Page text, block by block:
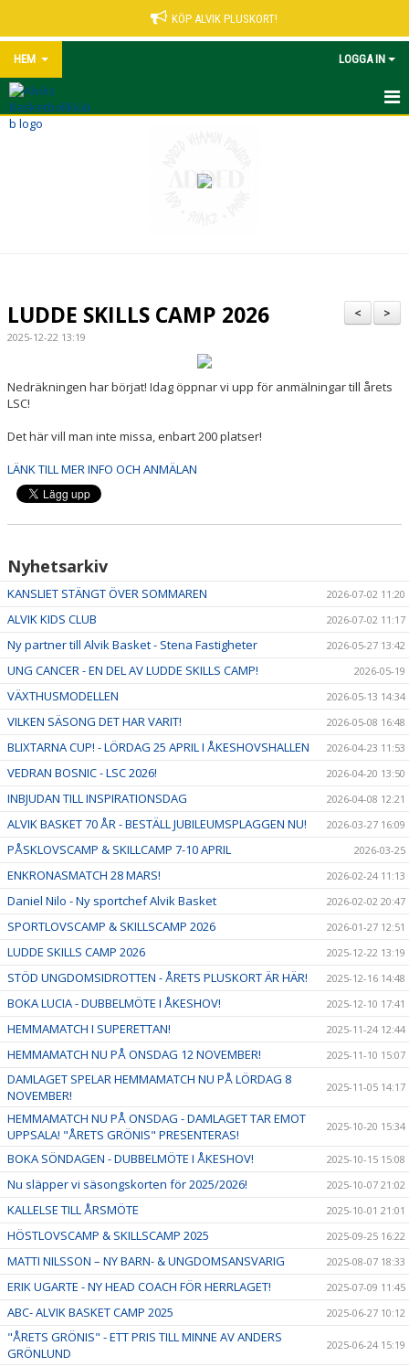
KÖP ALVIK PLUSKORT!
HEM LOGGA IN
START
ALVIK PLUSKORT
>
<
LUDDE SKILLS CAMP 2026
2025-12-22 13:19
Nedräkningen har börjat! Idag öppnar vi upp för anmälningar till årets
LSC!
Det här vill man inte missa, enbart 200 platser!
LÄNK TILL MER INFO OCH ANMÄLAN
Nyhetsarkiv
KANSLIET STÄNGT ÖVER SOMMAREN 2026-07-02 11:20
ALVIK KIDS CLUB 2026-07-02 11:17
Ny partner till Alvik Basket - Stena Fastigheter 2026-05-27 13:42
UNG CANCER - EN DEL AV LUDDE SKILLS CAMP! 2026-05-19
VÄXTHUSMODELLEN 2026-05-13 14:34
VILKEN SÄSONG DET HAR VARIT! 2026-05-08 16:48
BLIXTARNA CUP! - LÖRDAG 25 APRIL I ÅKESHOVSHALLEN 2026-04-23 11:53
VEDRAN BOSNIC - LSC 2026! 2026-04-20 13:50
INBJUDAN TILL INSPIRATIONSDAG 2026-04-08 12:21
ALVIK BASKET 70 ÅR - BESTÄLL JUBILEUMSPLAGGEN NU! 2026-03-27 16:09
PÅSKLOVSCAMP & SKILLCAMP 7-10 APRIL 2026-03-25
ENKRONASMATCH 28 MARS! 2026-02-24 11:13
Daniel Nilo - Ny sportchef Alvik Basket 2026-02-02 20:47
SPORTLOVSCAMP & SKILLSCAMP 2026 2026-01-27 12:51
LUDDE SKILLS CAMP 2026 2025-12-22 13:19
STÖD UNGDOMSIDROTTEN - ÅRETS PLUSKORT ÄR HÄR! 2025-12-16 14:48
BOKA LUCIA - DUBBELMÖTE I ÅKESHOV! 2025-12-10 17:41
HEMMAMATCH I SUPERETTAN! 2025-11-24 12:44
HEMMAMATCH NU PÅ ONSDAG 12 NOVEMBER! 2025-11-10 15:07
DAMLAGET SPELAR HEMMAMATCH NU PÅ LÖRDAG 8
NOVEMBER!
2025-11-05 14:17
HEMMAMATCH NU PÅ ONSDAG - DAMLAGET TAR EMOT
UPPSALA! "ÅRETS GRÖNIS" PRESENTERAS!
2025-10-20 15:34
BOKA SÖNDAGEN - DUBBELMÖTE I ÅKESHOV! 2025-10-15 15:08
Nu släpper vi säsongskorten för 2025/2026! 2025-10-07 21:02
KALLELSE TILL ÅRSMÖTE 2025-10-01 21:01
HÖSTLOVSCAMP & SKILLSCAMP 2025 2025-09-25 16:22
MATTI NILSSON – NY BARN- & UNGDOMSANSVARIG 2025-08-07 18:33
ERIK UGARTE - NY HEAD COACH FÖR HERRLAGET! 2025-07-09 11:45
ABC- ALVIK BASKET CAMP 2025 2025-06-27 10:12
"ÅRETS GRÖNIS" - ETT PRIS TILL MINNE AV ANDERS
GRÖNLUND
2025-06-24 15:19